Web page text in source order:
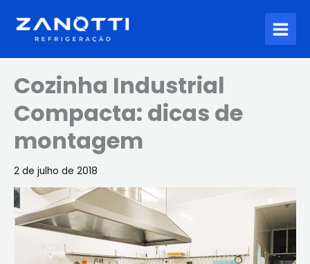
para
conteúdo
Cozinha Industrial
Compacta: dicas de
montagem
2 de julho de 2018